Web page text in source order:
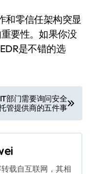
和零信任架构突显
要性。如果你没
是不错的选
IT部门需要询问安全
管提供商的五件事
转载自互联网，其相